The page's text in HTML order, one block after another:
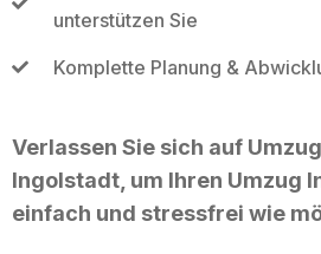
unterstützen Sie
Komplette Planung &
Verlassen Sie sich auf
Ingolstadt, um Ihren Umzug
einfach und stressfrei wie